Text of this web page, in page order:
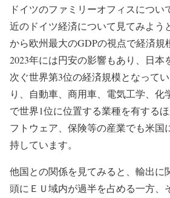
ドイツのファミリーオフィスについ
近のドイツ経済について見てみよう
から欧州最大のGDPの視点で経済規
2023年には円安の影響もあり、日本
次ぐ世界第3位の経済規模となって
り、自動車、商用車、電気工学、化
で世界1位に位置する業種を有する
フトウェア、保険等の産業でも米国
持しています。
他国との関係を見てみると、輸出に
頭にＥＵ域内が過半を占める一方、